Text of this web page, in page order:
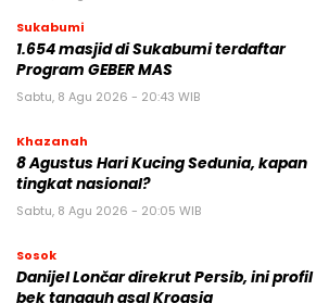
Sukabumi
1.654 masjid di Sukabumi terdaftar
Program GEBER MAS
Sabtu, 8 Agu 2026 - 20:43 WIB
Khazanah
8 Agustus Hari Kucing Sedunia, kapan
tingkat nasional?
Sabtu, 8 Agu 2026 - 20:05 WIB
Sosok
Danijel Lončar direkrut Persib, ini profil
bek tangguh asal Kroasia